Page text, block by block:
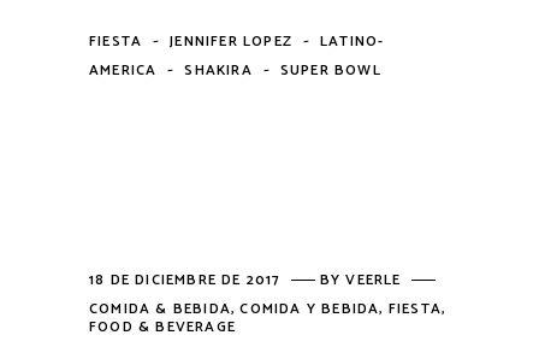
FIESTA - JENNIFER LOPEZ - LATINO-
AMERICA - SHAKIRA - SUPER BOWL
18 DE DICIEMBRE DE 2017 BYVEERLE
COMIDA & BEBIDA,COMIDA Y BEBIDA, FIESTA,
FOOD & BEVERAGE